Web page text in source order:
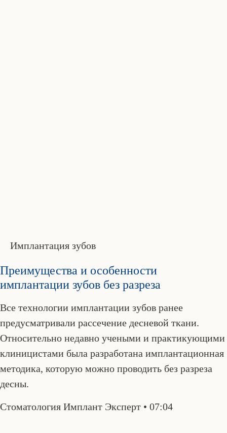
Имплантация зубов
Преимущества и особенности
имплантации зубов без разреза
Все технологии имплантации зубов ранее
предусматривали рассечение десневой ткани.
Относительно недавно учеными и практикующими
клиницистами была разработана имплантационная
методика, которую можно проводить без разреза
десны.
Стоматология Имплант Эксперт 07:04